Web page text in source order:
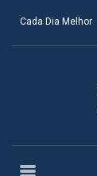
Cada Dia Melhor